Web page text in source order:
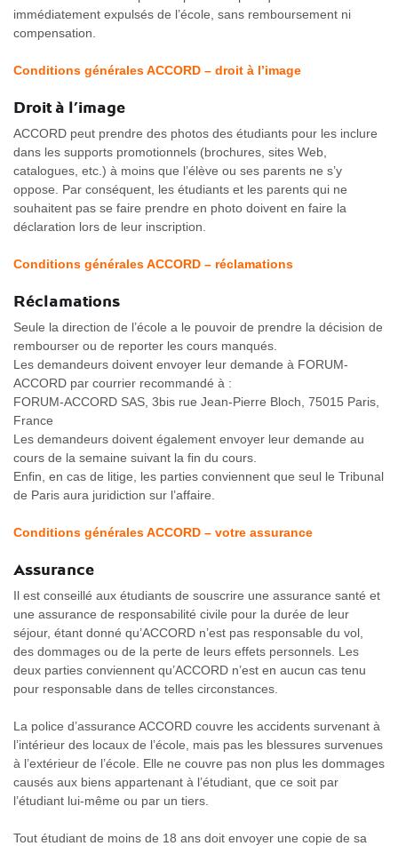
immédiatement expulsés de l’école, sans remboursement ni
compensation.
Conditions générales ACCORD – droit à l’image
Droit à l’image
ACCORD peut prendre des photos des étudiants pour les inclure
dans les supports promotionnels (brochures, sites Web,
catalogues, etc.) à moins que l’élève ou ses parents ne s’y
oppose. Par conséquent, les étudiants et les parents qui ne
souhaitent pas se faire prendre en photo doivent en faire la
déclaration lors de leur inscription.
Conditions générales ACCORD – réclamations
Réclamations
Seule la direction de l’école a le pouvoir de prendre la décision de
rembourser ou de reporter les cours manqués.
Les demandeurs doivent envoyer leur demande à FORUM-
ACCORD par courrier recommandé à :
FORUM-ACCORD SAS, 3bis rue Jean-Pierre Bloch, 75015 Paris,
France
Les demandeurs doivent également envoyer leur demande au
cours de la semaine suivant la fin du cours.
Enfin, en cas de litige, les parties conviennent que seul le Tribunal
de Paris aura juridiction sur l’affaire.
Conditions générales ACCORD – votre assurance
Assurance
Il est conseillé aux étudiants de souscrire une assurance santé et
une assurance de responsabilité civile pour la durée de leur
séjour, étant donné qu’ACCORD n’est pas responsable du vol,
des dommages ou de la perte de leurs effets personnels. Les
deux parties conviennent qu’ACCORD n’est en aucun cas tenu
pour responsable dans de telles circonstances.
La police d’assurance ACCORD couvre les accidents survenant à
l’intérieur des locaux de l’école, mais pas les blessures survenues
à l’extérieur de l’école. Elle ne couvre pas non plus les dommages
causés aux biens appartenant à l’étudiant, que ce soit par
l’étudiant lui-même ou par un tiers.
Tout étudiant de moins de 18 ans doit envoyer une copie de sa